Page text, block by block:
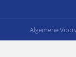
Algemene